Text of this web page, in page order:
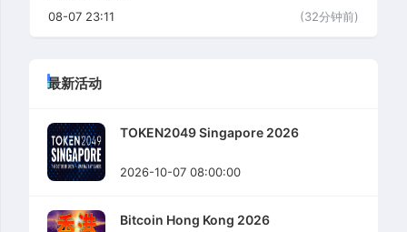
08-07 23:11
(32分钟前)
最新活动
TOKEN2049 Singapore 2026
2026-10-07 08:00:00
Bitcoin Hong Kong 2026